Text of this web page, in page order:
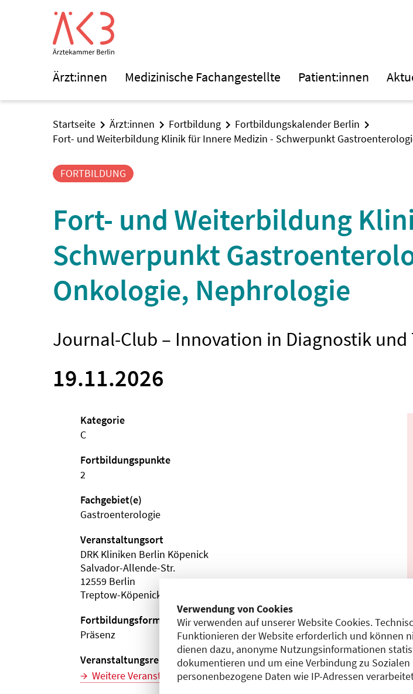
Verwendung von Cookies
Wir verwenden auf unserer Website Cookies.
Funktionieren der Website erforderlich und können
dienen dazu, anonyme Nutzungsinformationen
dokumentieren und um eine Verbindung zu
personenbezogene Daten wie IP-Adressen
Ärzt:innen Medizinische Fachangestellte Patient:innen
Startseite Ärzt:innen Fortbildung
Fortbildungskalender Berlin
Fort- und Weiterbildung Klinik für Innere Medizin - Schwerpunkt
FORTBILDUNG
Fort- und Weiterbildung
Schwerpunkt
Onkologie, Nephrologie
Journal-Club – Innovation in Diagnostik und
19.11.2026
Kategorie
C
Fortbildungspunkte
2
Fachgebiet(e)
Gastroenterologie
Veranstaltungsort
DRK Kliniken Berlin Köpenick
Salvador-Allende-Str.
12559 Berlin
Treptow-Köpenick
Fortbildungsformat
Präsenz
Veranstaltungsreihe
Weitere Veranstaltungen dieser Reihe (5)